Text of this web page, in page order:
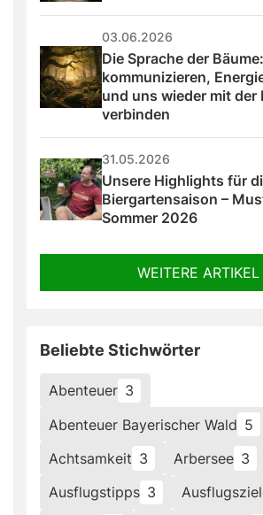
03.06.2026
Die Sprache der
kommunizieren,
und uns wieder mit der
verbinden
31.05.2026
Unsere Highlights für
Biergartensaison –
Sommer 2026
WEITERE ARTIKEL
Beliebte Stichwörter
Abenteuer 3
Abenteuer Bayerischer Wald 5
Achtsamkeit 3 Arbersee 3
Ausflugstipps 3